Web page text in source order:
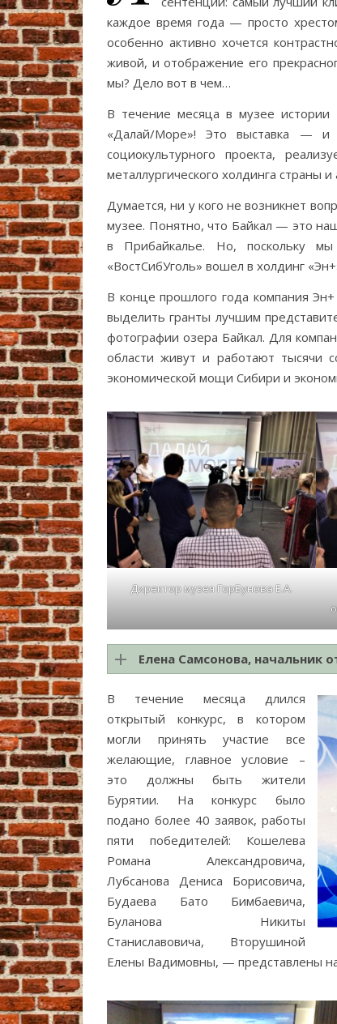
каждое время года — просто
особенно активно хочется
живой, и отображение его
мы? Дело вот в чем…
В течение месяца в музее истории
«Далай/Море»! Это выставка — и
социокультурного проекта,
металлургического холдинга страны
Думается, ни у кого не возникнет
музее. Понятно, что Байкал — это
в Прибайкалье. Но, поскольку
«ВостСибУголь» вошел в холдинг
В конце прошлого года компания
выделить гранты лучшим
фотографии озера Байкал. Для
области живут и работают тысячи
экономической мощи Сибири и
Директор музея ГорБунова Е.А.
Елена Самсонова, начальник
В течение месяца длился
открытый конкурс, в котором
могли принять участие все
желающие, главное условие –
это должны быть жители
Бурятии. На конкурс было
подано более 40 заявок, работы
пяти победителей: Кошелева
Романа Александровича,
Лубсанова Дениса Борисовича,
Будаева Бато Бимбаевича,
Буланова Никиты
Станиславовича, Вторушиной
Елены Вадимовны, — представлены на